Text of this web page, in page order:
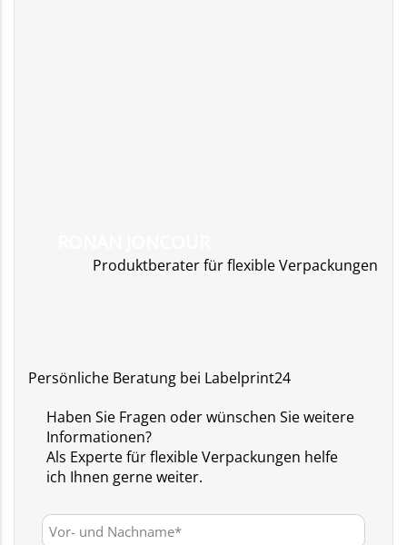
Produktberater für flexible Verpackungen
Persönliche Beratung bei Labelprint24
Haben Sie Fragen oder wünschen Sie weitere
Informationen?
Als Experte für flexible Verpackungen helfe
ich Ihnen gerne weiter.